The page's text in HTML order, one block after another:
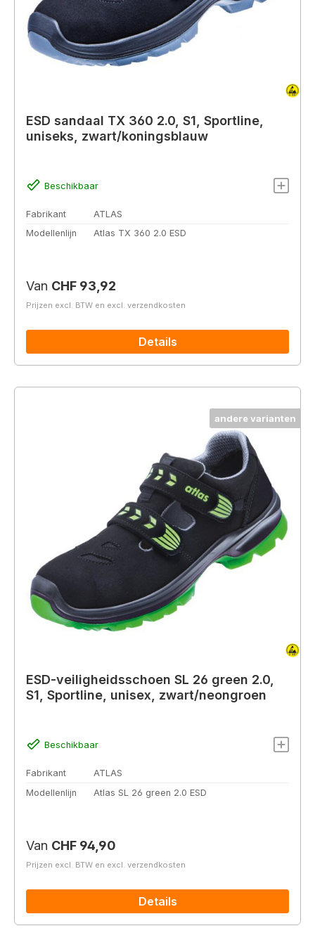
ESD sandaal TX 360 2.0, S1, Sportline,
uniseks, zwart/koningsblauw
Beschikbaar
Fabrikant
ATLAS
Modellenlijn
Atlas TX 360 2.0 ESD
Normale prijs:
Van CHF 93,92
Prijzen excl. BTW en excl. verzendkosten
Details
andere varianten
ESD-veiligheidsschoen SL 26 green 2.0,
S1, Sportline, unisex, zwart/neongroen
Beschikbaar
Fabrikant
ATLAS
Modellenlijn
Atlas SL 26 green 2.0 ESD
Normale prijs:
Van CHF 94,90
Prijzen excl. BTW en excl. verzendkosten
Details